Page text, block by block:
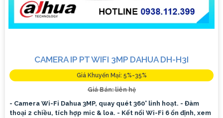
CAMERA IP PT WIFI 3MP DAHUA DH-H3I
Giá Khuyến Mại: 5%-35%
Giá Bán: liên hệ
- Camera Wi-Fi Dahua 3MP, quay quét 360° linh hoạt. - Đàm
thoại 2 chiều, tích hợp mic & loa. - Kết nối Wi-Fi 6 ổn định, xem